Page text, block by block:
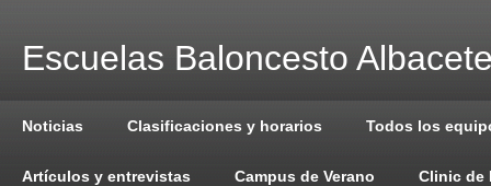
Escuelas Baloncesto
Noticias Clasificaciones y horarios Todos los
Artículos y entrevistas Campus de Verano Clinic de